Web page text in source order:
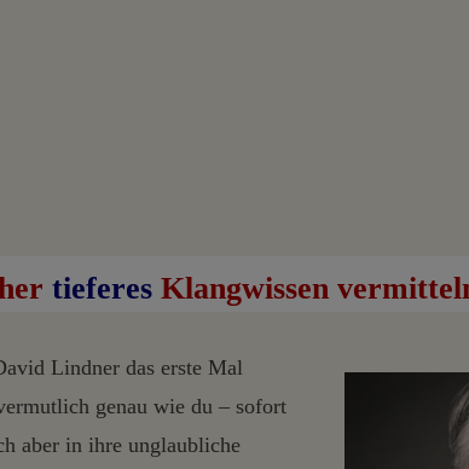
tieferes Klangwissen
Lindner das erste Mal
genau wie du – sofort
aber in ihre unglaubliche